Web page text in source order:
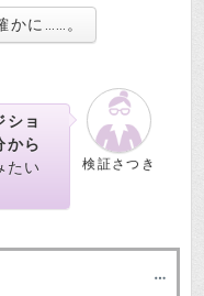
かに……。
検証さつき
ショ
から
たい